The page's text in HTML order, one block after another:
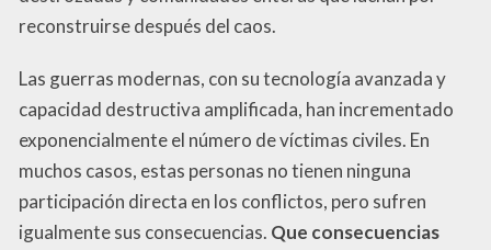
reconstruirse después del caos.
Las guerras modernas, con su tecnología avanzada y
capacidad destructiva amplificada, han incrementado
exponencialmente el número de víctimas civiles. En
muchos casos, estas personas no tienen ninguna
participación directa en los conflictos, pero sufren
igualmente sus consecuencias. Que consecuencias